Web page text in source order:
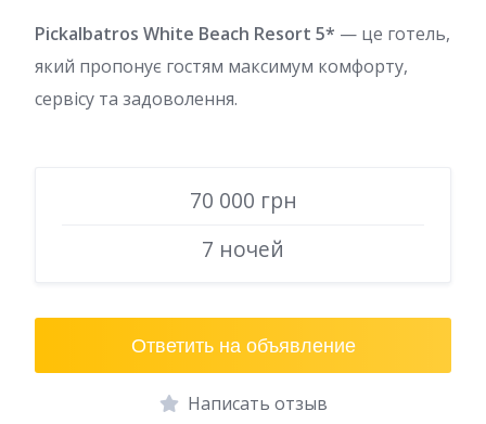
Pickalbatros White Beach Resort 5* — це готель,
який пропонує гостям максимум комфорту,
сервісу та задоволення.
70 000 грн
7 ночей
Ответить на объявление
Написать отзыв